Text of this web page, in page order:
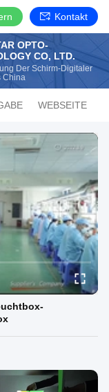
Kontakt
OPTO-
ELECTRONICS TECHNOLOGY CO, LTD.
Der Schirm-Digitaler
China
WEBSEITE